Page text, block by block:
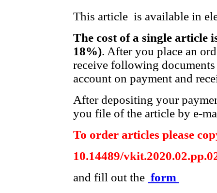
This article is available in
The cost of a single article
18%). After you place an
receive following
account on payment and
After depositing your
you file of the article by e-
To order articles please
10.14489/
and fill out the form